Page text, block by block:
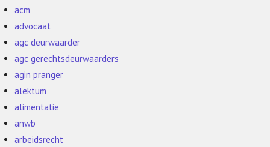
acm
advocaat
agc deurwaarder
agc gerechtsdeurwaarders
agin pranger
alektum
alimentatie
anwb
arbeidsrecht